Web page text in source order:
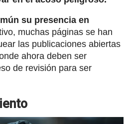
su presencia en
muchas páginas se han
las publicaciones abiertas
ahora deben ser
de revisión para ser